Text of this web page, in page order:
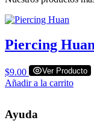
Piercing
$9.00 Ver Producto
Añadir a la carrito
Ayuda